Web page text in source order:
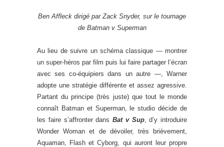
Ben Affleck dirigé par Zack Snyder, sur le tournage
de Batman v Superman
Au lieu de suivre un schéma classique — montrer
un super-héros par film puis lui faire partager l’écran
avec ses co-équipiers dans un autre —, Warner
adopte une stratégie différente et assez agressive.
Partant du principe (très juste) que tout le monde
connaît Batman et Superman, le studio décide de
les faire s’affronter dans Bat v Sup, d’y introduire
Wonder Woman et de dévoiler, très brièvement,
Aquaman, Flash et Cyborg, qui auront leur propre